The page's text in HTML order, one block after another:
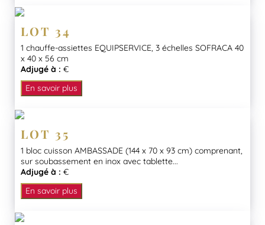
LOT 34
1 chauffe-assiettes EQUIPSERVICE, 3 échelles SOFRACA 40
x 40 x 56 cm
Adjugé à : €
En savoir plus
LOT 35
1 bloc cuisson AMBASSADE (144 x 70 x 93 cm) comprenant,
sur soubassement en inox avec tablette...
Adjugé à : €
En savoir plus